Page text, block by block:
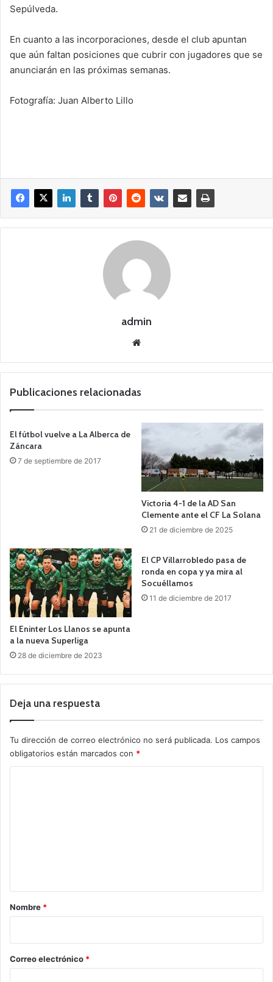
Sepúlveda.
En cuanto a las incorporaciones, desde el club apuntan
que aún faltan posiciones que cubrir con jugadores que se
anunciarán en las próximas semanas.
Fotografía: Juan Alberto Lillo
admin
we
Publicaciones relacionadas
El fútbol vuelve a La Alberca de
Záncara
7 de septiembre de 2017
Victoria 4-1 de la AD San
Clemente ante el CF La Solana
21 de diciembre de 2025
El Eninter Los Llanos se apunta
a la nueva Superliga
28 de diciembre de 2023
El CP Villarrobledo pasa de
ronda en copa y ya mira al
Socuéllamos
11 de diciembre de 2017
Deja una respuesta
Tu dirección de correo electrónico no será publicada. Los campos
obligatorios están marcados con *
r
*
Nombre *
Correo electrónico *